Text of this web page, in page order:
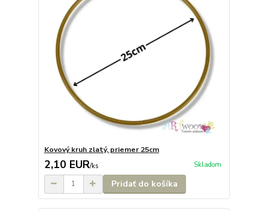
Kovový kruh zlatý, priemer 25cm
2,10 EUR/ks Skladom
Pridať do košíka